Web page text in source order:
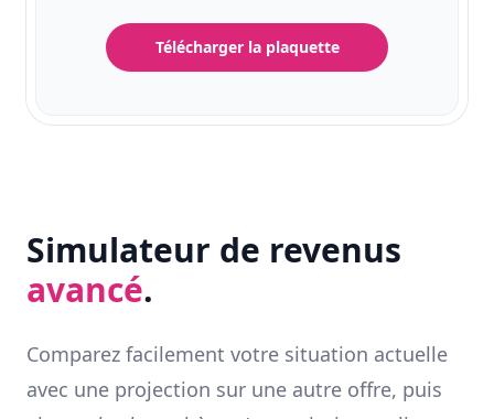
Télécharger la plaquette
Simulateur de revenus
avancé.
Comparez facilement votre situation actuelle
avec une projection sur une autre offre, puis